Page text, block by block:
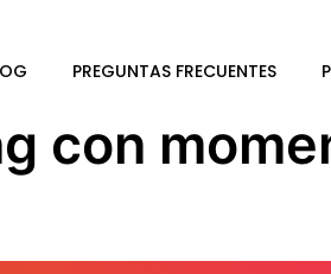
PREGUNTAS FRECUENTES
con